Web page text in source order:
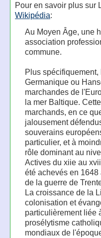
Pour en savoir plus sur
Wikipédia:
Au Moyen Âge, une
association
commune.
Plus
Germanique ou
marchandes de
la mer Baltique.
marchands, en ce
jalousement
souverains
particulier, et à
rôle dominant au
Actives du xiie au
été achevés en
de la guerre de
La croissance de la
colonisation et
particulièrement liée
prosélytisme
mondiaux de